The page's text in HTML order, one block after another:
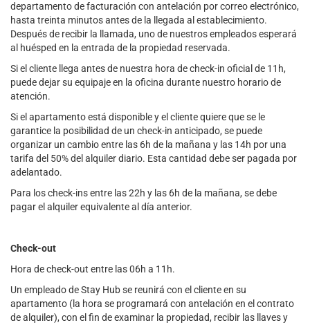
departamento de facturación con antelación por correo electrónico,
hasta treinta minutos antes de la llegada al establecimiento.
Después de recibir la llamada, uno de nuestros empleados esperará
al huésped en la entrada de la propiedad reservada.
Si el cliente llega antes de nuestra hora de check-in oficial de 11h,
puede dejar su equipaje en la oficina durante nuestro horario de
atención.
Si el apartamento está disponible y el cliente quiere que se le
garantice la posibilidad de un check-in anticipado, se puede
organizar un cambio entre las 6h de la mañana y las 14h por una
tarifa del 50% del alquiler diario. Esta cantidad debe ser pagada por
adelantado.
Para los check-ins entre las 22h y las 6h de la mañana, se debe
pagar el alquiler equivalente al día anterior.
Check-out
Hora de check-out entre las 06h a 11h.
Un empleado de Stay Hub se reunirá con el cliente en su
apartamento (la hora se programará con antelación en el contrato
de alquiler), con el fin de examinar la propiedad, recibir las llaves y